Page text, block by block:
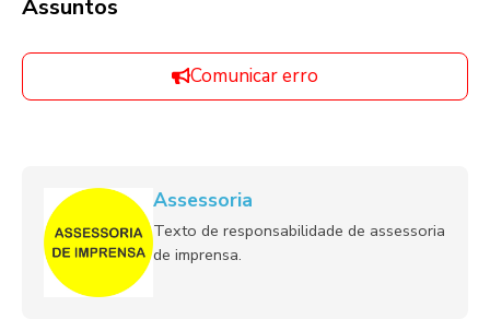
Assuntos
Comunicar erro
Assessoria
Texto de responsabilidade de assessoria
de imprensa.